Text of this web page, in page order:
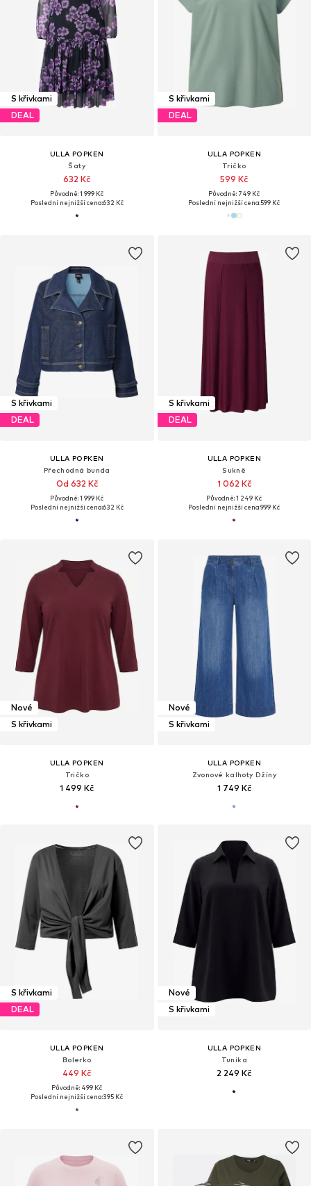
S křivkami
DEAL
ULLA POPKEN
Šaty
632 Kč
Původně: 1 999 Kč
Poslední nejnižší cena:632 Kč
S křivkami
DEAL
ULLA POPKEN
Tričko
599 Kč
Původně: 749 Kč
Poslední nejnižší cena:599 Kč
S křivkami
DEAL
ULLA POPKEN
Přechodná bunda
Od 632 Kč
Původně: 1 999 Kč
Poslední nejnižší cena:632 Kč
S křivkami
DEAL
ULLA POPKEN
Sukně
1 062 Kč
Původně: 1 249 Kč
Poslední nejnižší cena:999 Kč
Nové
S křivkami
ULLA POPKEN
Tričko
1 499 Kč
Nové
S křivkami
ULLA POPKEN
Zvonové kalhoty Džíny
1 749 Kč
S křivkami
DEAL
ULLA POPKEN
Bolerko
449 Kč
Původně: 499 Kč
Poslední nejnižší cena:395 Kč
Nové
S křivkami
ULLA POPKEN
Tunika
2 249 Kč